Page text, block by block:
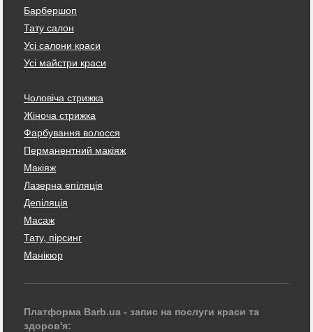
Барбершоп
Тату салон
Усі салони краси
Усі майстри краси
Чоловіча стрижка
Жіноча стрижка
Фарбування волосся
Перманентний макіяж
Макіяж
Лазерна епіляція
Депіляція
Масаж
Тату, пірсинг
Манікюр
Платформа Barb.ua - запис на послуги краси та
здоров'я: